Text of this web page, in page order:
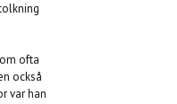
ofta
också
var han